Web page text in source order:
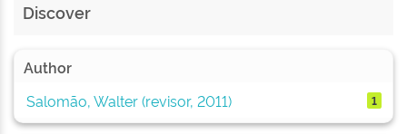
Discover
Author
Salomão, Walter (revisor, 2011)
1